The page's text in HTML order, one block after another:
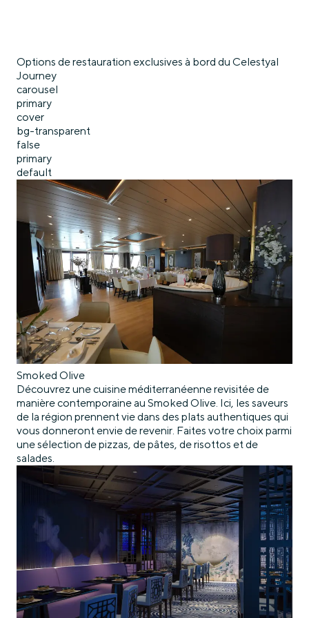
Options de restauration exclusives à bord du Celestyal
Journey
carousel
primary
cover
bg-transparent
false
primary
default
Smoked Olive
Découvrez une cuisine méditerranéenne revisitée de
manière contemporaine au Smoked Olive. Ici, les saveurs
de la région prennent vie dans des plats authentiques qui
vous donneront envie de revenir. Faites votre choix parmi
une sélection de pizzas, de pâtes, de risottos et de
salades.